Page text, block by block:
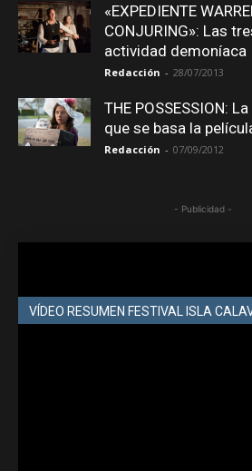
«EXPEDIENTE
CONJURING»: Las
actividad demoníaca
Redacción - 28/07/2013
THE POSSESSION:
que se basa la
Redacción - 07/09/2012
- Publicidad -
VÍDEO RESUMEN FESTIVAL ISLA